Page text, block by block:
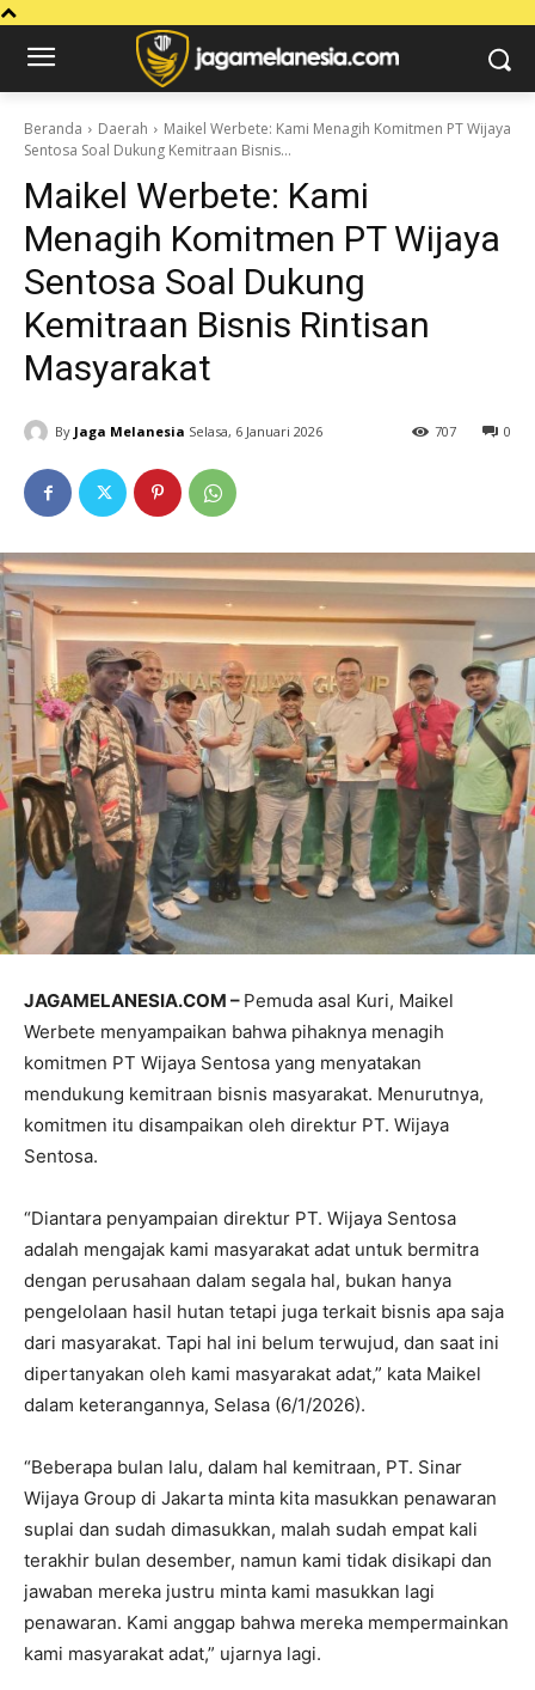
Beranda Daerah
Maikel Werbete: Kami Menagih Komitmen PT Wijaya
Sentosa Soal Dukung Kemitraan Bisnis...
Maikel Werbete: Kami
Menagih Komitmen PT Wijaya
Sentosa Soal Dukung
Kemitraan Bisnis Rintisan
Masyarakat
By Jaga Melanesia Selasa, 6 Januari 2026 0
707
JAGAMELANESIA.COM – Pemuda asal Kuri, Maikel
Werbete menyampaikan bahwa pihaknya menagih
komitmen PT Wijaya Sentosa yang menyatakan
mendukung kemitraan bisnis masyarakat. Menurutnya,
komitmen itu disampaikan oleh direktur PT. Wijaya
Sentosa.
“Diantara penyampaian direktur PT. Wijaya Sentosa
adalah mengajak kami masyarakat adat untuk bermitra
dengan perusahaan dalam segala hal, bukan hanya
pengelolaan hasil hutan tetapi juga terkait bisnis apa saja
dari masyarakat. Tapi hal ini belum terwujud, dan saat ini
dipertanyakan oleh kami masyarakat adat,” kata Maikel
dalam keterangannya, Selasa (6/1/2026).
“Beberapa bulan lalu, dalam hal kemitraan, PT. Sinar
Wijaya Group di Jakarta minta kita masukkan penawaran
suplai dan sudah dimasukkan, malah sudah empat kali
terakhir bulan desember, namun kami tidak disikapi dan
jawaban mereka justru minta kami masukkan lagi
penawaran. Kami anggap bahwa mereka mempermainkan
kami masyarakat adat,” ujarnya lagi.